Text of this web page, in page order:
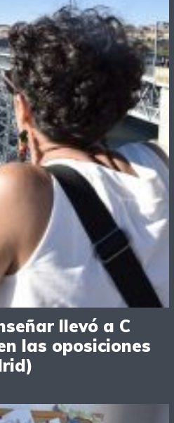
llevó a C
las oposiciones